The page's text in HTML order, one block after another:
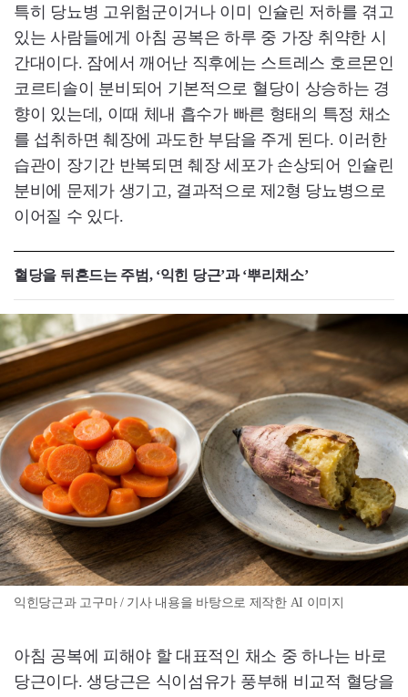
특히 당뇨병 고위험군이거나 이미 인슐린 저하를 겪고
있는 사람들에게 아침 공복은 하루 중 가장 취약한 시
간대이다. 잠에서 깨어난 직후에는 스트레스 호르몬인
코르티솔이 분비되어 기본적으로 혈당이 상승하는 경
향이 있는데, 이때 체내 흡수가 빠른 형태의 특정 채소
를 섭취하면 췌장에 과도한 부담을 주게 된다. 이러한
습관이 장기간 반복되면 췌장 세포가 손상되어 인슐린
분비에 문제가 생기고, 결과적으로 제2형 당뇨병으로
이어질 수 있다.
혈당을 뒤흔드는 주범, ‘익힌 당근’과 ‘뿌리채소’
익힌당근과 고구마 / 기사 내용을 바탕으로 제작한 AI 이미지
아침 공복에 피해야 할 대표적인 채소 중 하나는 바로
당근이다. 생당근은 식이섬유가 풍부해 비교적 혈당을